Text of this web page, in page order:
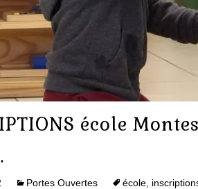
école
Portes Ouvertes école